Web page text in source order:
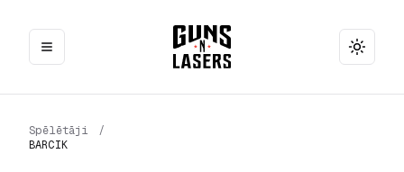
Toggle
Spēlētāji
/
BARCIK